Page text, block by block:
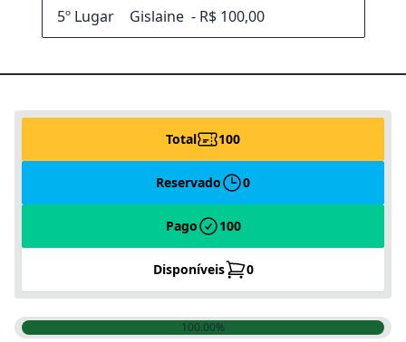
5º Lugar
Total 100
Reservado 0
Pago 100
Disponíveis 0
100.00%